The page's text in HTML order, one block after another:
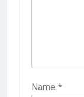
Name *